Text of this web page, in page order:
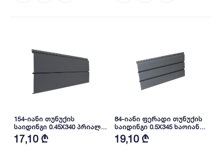
154-იანი თუნუქის
საიდინგი 0.45X340 პრიალა
RAL 7016 NOVA
17,10 ₾
84-იანი ფერადი თუნუქის
საიდინგი 0.5X345 ხაოიანი
RAL 7024 NOVA
19,10 ₾